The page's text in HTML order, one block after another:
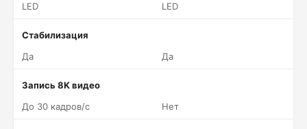
LED
LED
Стабилизация
Да
Да
Запись 8K видео
До 30 кадров/c
Нет